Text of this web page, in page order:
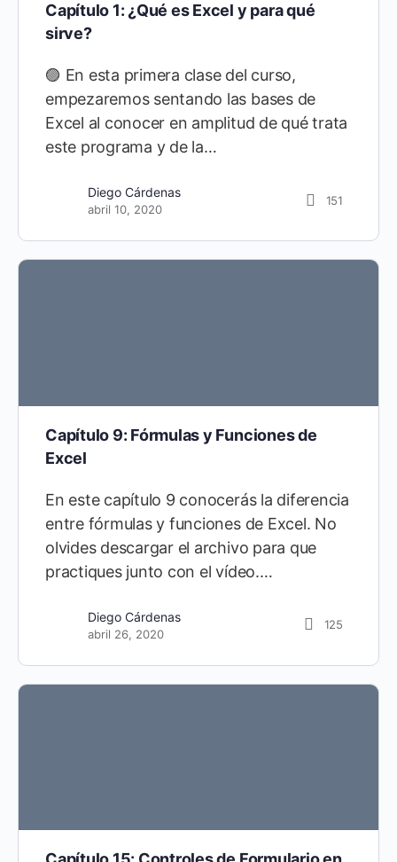
Capítulo 1: ¿Qué es Excel y para qué
sirve?
🟣 En esta primera clase del curso,
empezaremos sentando las bases de
Excel al conocer en amplitud de qué trata
este programa y de la…
Diego Cárdenas
abril 10, 2020
151
Capítulo 9: Fórmulas y Funciones de
Excel
En este capítulo 9 conocerás la diferencia
entre fórmulas y funciones de Excel. No
olvides descargar el archivo para que
practiques junto con el vídeo.…
Diego Cárdenas
abril 26, 2020
125